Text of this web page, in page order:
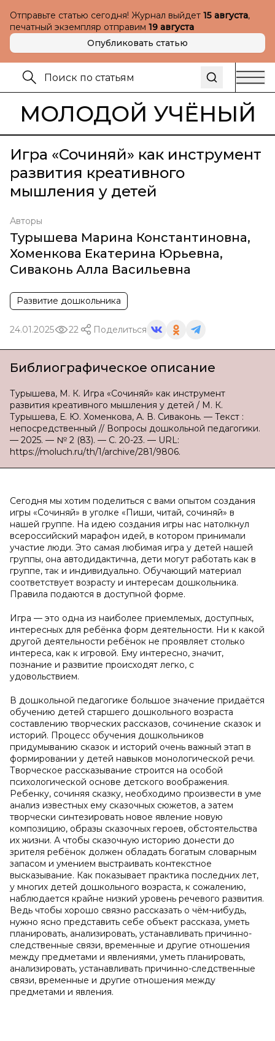
Отправьте статью сегодня! Журнал выйдет 15 августа,
печатный экземпляр отправим 19 августа
Опубликовать статью
МОЛОДОЙ УЧЁНЫЙ
Игра «Сочиняй» как инструмент
развития креативного
мышления у детей
Авторы
Турышева Марина Константиновна,
Хоменкова Екатерина Юрьевна,
Сиваконь Алла Васильевна
Развитие дошкольника
24.01.2025 22 Поделиться
Библиографическое описание
Турышева, М. К. Игра «Сочиняй» как инструмент
развития креативного мышления у детей / М. К.
Турышева, Е. Ю. Хоменкова, А. В. Сиваконь. — Текст :
непосредственный // Вопросы дошкольной педагогики.
— 2025. — № 2 (83). — С. 20-23. — URL:
https://moluch.ru/th/1/archive/281/9806.
Сегодня мы хотим поделиться с вами опытом создания
игры «Сочиняй» в уголке «Пиши, читай, сочиняй» в
нашей группе. На идею создания игры нас натолкнул
всероссийский марафон идей, в котором принимали
участие люди. Это самая любимая игра у детей нашей
группы, она автодидактична, дети могут работать как в
группе, так и индивидуально. Обучающий материал
соответствует возрасту и интересам дошкольника.
Правила подаются в доступной форме.
Игра — это одна из наиболее приемлемых, доступных,
интересных для ребёнка форм деятельности. Ни к какой
другой деятельности ребёнок не проявляет столько
интереса, как к игровой. Ему интересно, значит,
познание и развитие происходят легко, с
удовольствием.
В дошкольной педагогике большое значение придаётся
обучению детей старшего дошкольного возраста
составлению творческих рассказов, сочинение сказок и
историй. Процесс обучения дошкольников
придумыванию сказок и историй очень важный этап в
формировании у детей навыков монологической речи.
Творческое рассказывание строится на особой
психологической основе детского воображения.
Ребенку, сочиняя сказку, необходимо произвести в уме
анализ известных ему сказочных сюжетов, а затем
творчески синтезировать новое явление новую
композицию, образы сказочных героев, обстоятельства
их жизни. А чтобы сказочную историю донести до
зрителя ребёнок должен обладать богатым словарным
запасом и умением выстраивать контекстное
высказывание. Как показывает практика последних лет,
у многих детей дошкольного возраста, к сожалению,
наблюдается крайне низкий уровень речевого развития.
Ведь чтобы хорошо связно рассказать о чём-нибудь,
нужно ясно представить себе объект рассказа, уметь
планировать, анализировать, устанавливать причинно-
следственные связи, временные и другие отношения
между предметами и явлениями, уметь планировать,
анализировать, устанавливать причинно-следственные
связи, временные и другие отношения между
предметами и явления.